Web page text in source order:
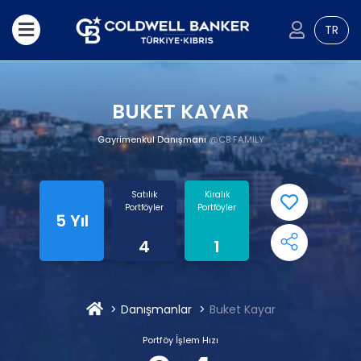
TR
BUKET KAYAR
Gayrimenkul Danışmanı@CB FAMILY
5 Yıl
Satılık
Portföyler
4
Kiralık
Portföyler
1
Danışmanlar Buket Kayar
Portföy İşlem Hızı